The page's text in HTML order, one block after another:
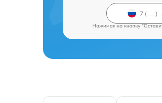
Нажимая на кнопку